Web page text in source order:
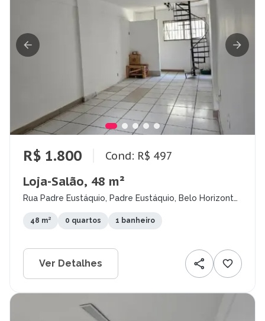
R$ 1.800 Cond: R$ 497
Loja-Salão, 48 m²
Rua Padre Eustáquio, Padre Eustáquio, Belo Horizonte
48 m² 0 quartos 1 banheiro
Ver Detalhes